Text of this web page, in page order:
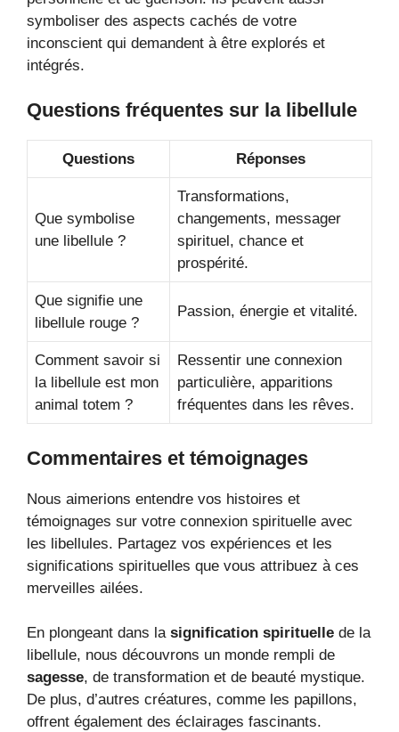
symboliser des aspects cachés de votre
inconscient qui demandent à être explorés et
intégrés.
Questions fréquentes sur la libellule
Questions Réponses
Que symbolise
une libellule ?
Transformations,
changements, messager
spirituel, chance et
prospérité.
Que signifie une
libellule rouge ?
Passion, énergie et vitalité.
Comment savoir si
la libellule est mon
animal totem ?
Ressentir une connexion
particulière, apparitions
fréquentes dans les rêves.
Commentaires et témoignages
Nous aimerions entendre vos histoires et
témoignages sur votre connexion spirituelle avec
les libellules. Partagez vos expériences et les
significations spirituelles que vous attribuez à ces
merveilles ailées.
En plongeant dans la signification spirituelle de la
libellule, nous découvrons un monde rempli de
sagesse, de transformation et de beauté mystique.
De plus, d’autres créatures, comme les papillons,
offrent également des éclairages fascinants.